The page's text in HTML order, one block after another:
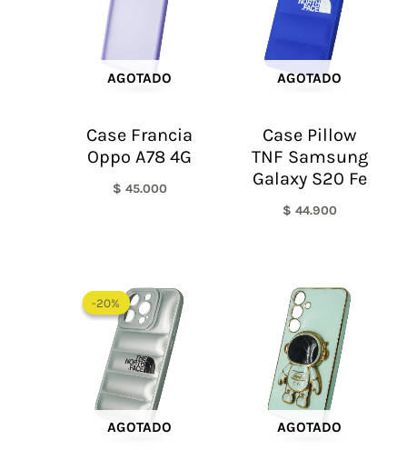
AGOTADO
Case Francia
Oppo A78 4G
$ 45.000
AGOTADO
Case Pillow
TNF Samsung
Galaxy S20 Fe
$ 44.900
-20%
AGOTADO
-20%
precio
original
era:
$ 60.000.
AGOTADO